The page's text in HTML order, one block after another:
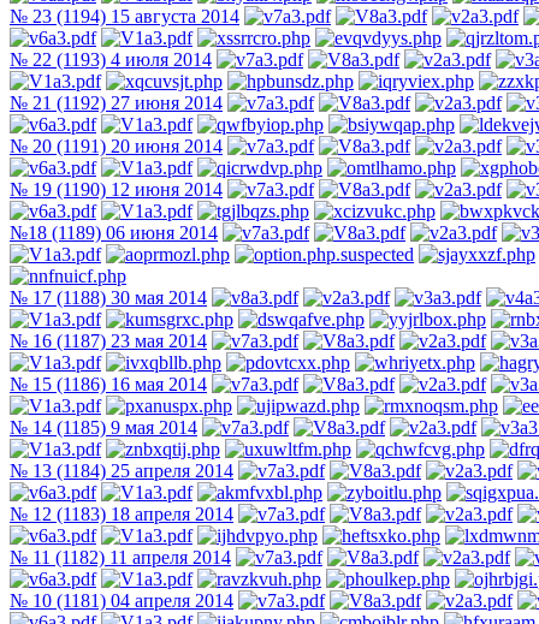
№ 23 (1194) 15 августа 2014
№ 22 (1193) 4 июля 2014
№ 21 (1192) 27 июня 2014
№ 20 (1191) 20 июня 2014
№ 19 (1190) 12 июня 2014
№18 (1189) 06 июня 2014
№ 17 (1188) 30 мая 2014
№ 16 (1187) 23 мая 2014
№ 15 (1186) 16 мая 2014
№ 14 (1185) 9 мая 2014
№ 13 (1184) 25 апреля 2014
№ 12 (1183) 18 апреля 2014
№ 11 (1182) 11 апреля 2014
№ 10 (1181) 04 апреля 2014